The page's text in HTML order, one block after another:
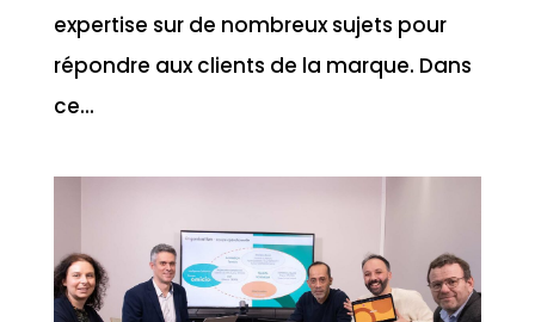
expertise sur de nombreux sujets pour
répondre aux clients de la marque. Dans
ce...